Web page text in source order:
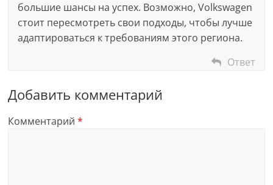
большие шансы на успех. Возможно, Volkswagen
стоит пересмотреть свои подходы, чтобы лучше
адаптироваться к требованиям этого региона.
Ответ
Добавить комментарий
Комментарий*